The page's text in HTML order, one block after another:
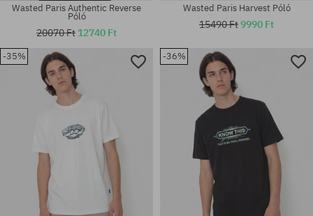
Elérhető méretek:
Elérhető méretek:
Wasted Paris Authentic Reverse
Póló
20070 Ft 12740 Ft
Wasted Paris Harvest Póló
15490 Ft9990 Ft
-35% -36%